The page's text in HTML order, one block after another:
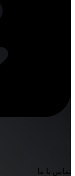
تماس با ما